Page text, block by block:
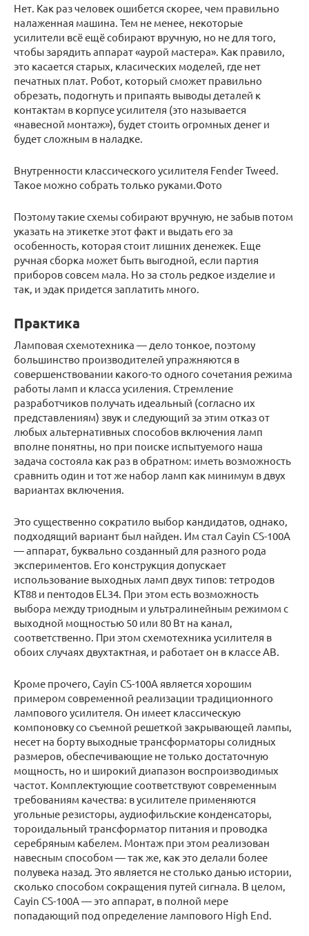
Нет. Как раз человек ошибется скорее, чем правильно
налаженная машина. Тем не менее, некоторые
усилители всё ещё собирают вручную, но не для того,
чтобы зарядить аппарат «аурой мастера». Как правило,
это касается старых, класических моделей, где нет
печатных плат. Робот, который сможет правильно
обрезать, подогнуть и припаять выводы деталей к
контактам в корпусе усилителя (это называется
«навесной монтаж»), будет стоить огромных денег и
будет сложным в наладке.
Внутренности классического усилителя Fender Tweed.
Такое можно собрать только руками.Фото
Поэтому такие схемы собирают вручную, не забыв потом
указать на этикетке этот факт и выдать его за
особенность, которая стоит лишних денежек. Еще
ручная сборка может быть выгодной, если партия
приборов совсем мала. Но за столь редкое изделие и
так, и эдак придется заплатить много.
Практика
Ламповая схемотехника — дело тонкое, поэтому
большинство производителей упражняются в
совершенствовании какого-то одного сочетания режима
работы ламп и класса усиления. Стремление
разработчиков получать идеальный (согласно их
представлениям) звук и следующий за этим отказ от
любых альтернативных способов включения ламп
вполне понятны, но при поиске испытуемого наша
задача состояла как раз в обратном: иметь возможность
сравнить один и тот же набор ламп как минимум в двух
вариантах включения.
Это существенно сократило выбор кандидатов, однако,
подходящий вариант был найден. Им стал Cayin CS-100A
— аппарат, буквально созданный для разного рода
экспериментов. Его конструкция допускает
использование выходных ламп двух типов: тетродов
KT88 и пентодов EL34. При этом есть возможность
выбора между триодным и ультралинейным режимом с
выходной мощностью 50 или 80 Вт на канал,
соответственно. При этом схемотехника усилителя в
обоих случаях двухтактная, и работает он в классе АВ.
Кроме прочего, Cayin CS-100A является хорошим
примером современной реализации традиционного
лампового усилителя. Он имеет классическую
компоновку со съемной решеткой закрывающей лампы,
несет на борту выходные трансформаторы солидных
размеров, обеспечивающие не только достаточную
мощность, но и широкий диапазон воспроизводимых
частот. Комплектующие соответствуют современным
требованиям качества: в усилителе применяются
угольные резисторы, аудиофильские конденсаторы,
тороидальный трансформатор питания и проводка
серебряным кабелем. Монтаж при этом реализован
навесным способом — так же, как это делали более
полувека назад. Это является не столько данью истории,
сколько способом сокращения путей сигнала. В целом,
Cayin CS-100A — это аппарат, в полной мере
попадающий под определение лампового High End.